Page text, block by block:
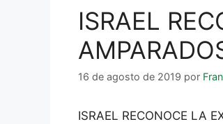
ISRAEL
16 de agosto de 2019 por
ISRAEL RECONOCE LA